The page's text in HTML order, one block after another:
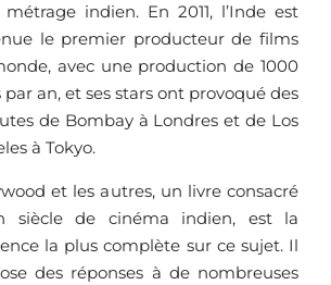
indien. En 2011, l’Inde est
le premier producteur de films
avec une production de 1000
an, et ses stars ont provoqué des
de Bombay à Londres et de Los
à Tokyo.
et les autres, un livre consacré
siècle de cinéma indien, est la
la plus complète sur ce sujet. Il
des réponses à de nombreuses